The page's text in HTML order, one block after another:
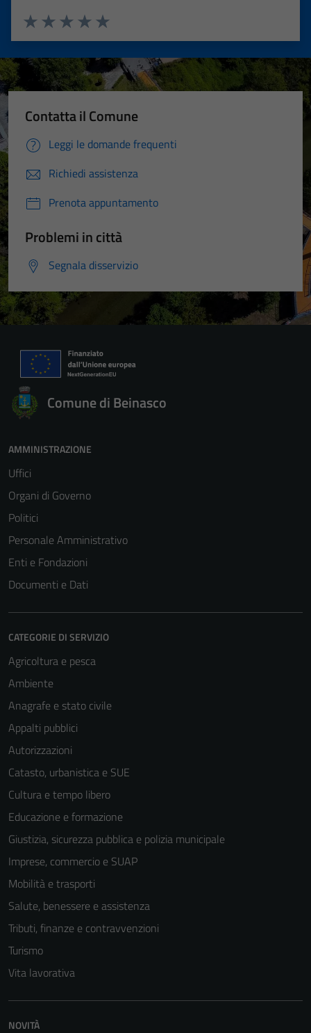
Valuta 5 stelle su 5
Valuta 4 stelle su 5
Valuta 3 stelle su 5
Valuta 2 stelle su 5
Valuta 1 stelle su 5
Contatta il Comune
Leggi le domande frequenti
Richiedi assistenza
Prenota appuntamento
Problemi in città
Segnala disservizio
Comune di Beinasco
AMMINISTRAZIONE
Uffici
Organi di Governo
Politici
Personale Amministrativo
Enti e Fondazioni
Documenti e Dati
CATEGORIE DI SERVIZIO
Agricoltura e pesca
Ambiente
Anagrafe e stato civile
Appalti pubblici
Autorizzazioni
Catasto, urbanistica e SUE
Cultura e tempo libero
Educazione e formazione
Giustizia, sicurezza pubblica e polizia municipale
Imprese, commercio e SUAP
Mobilità e trasporti
Salute, benessere e assistenza
Tributi, finanze e contravvenzioni
Turismo
Vita lavorativa
NOVITÀ